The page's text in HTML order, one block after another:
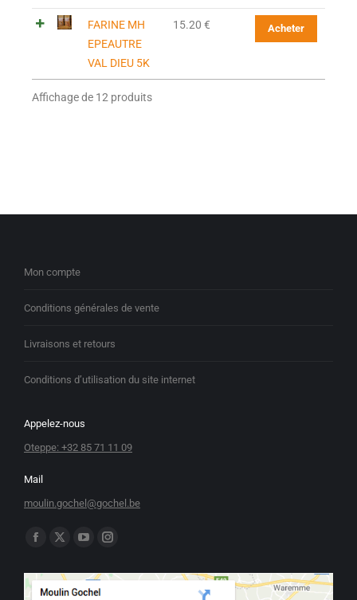
FARINE MH
EPEAUTRE
VAL DIEU 5K
15.20 € Acheter
Affichage de 12 produits
Mon compte
Conditions générales de vente
Livraisons et retours
Conditions d’utilisation du site internet
Appelez-nous
Oteppe: +32 85 71 11 09
Mail
moulin.gochel@gochel.be
Trouvez nous sur :